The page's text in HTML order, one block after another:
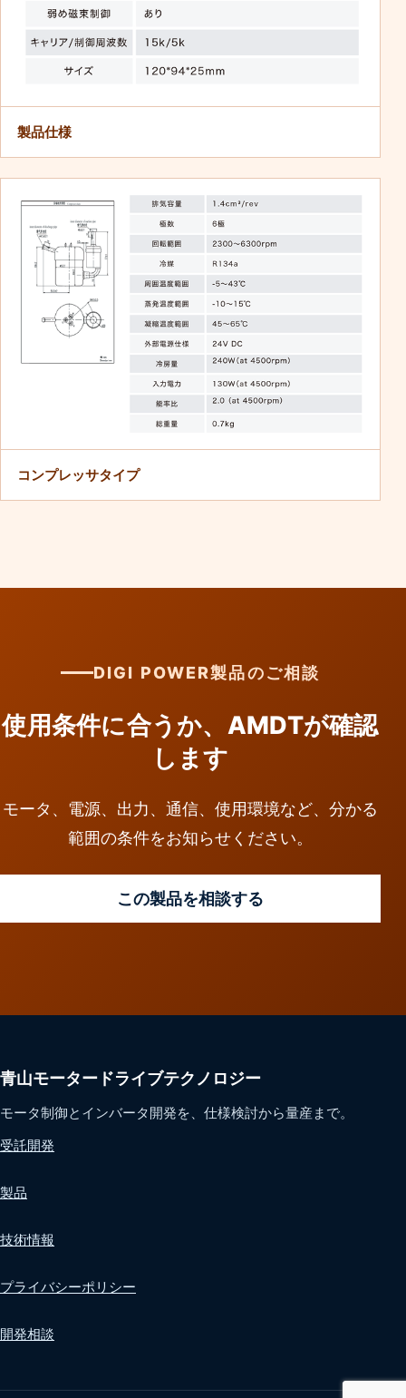
製品仕様
コンプレッサタイプ
DIGI POWER製品のご相談
使用条件に合うか、AMDTが確認
します
モータ、電源、出力、通信、使用環境など、分かる
範囲の条件をお知らせください。
この製品を相談する
青山モータードライブテクノロジー
モータ制御とインバータ開発を、仕様検討から量産まで。
受託開発
製品
技術情報
プライバシーポリシー
開発相談